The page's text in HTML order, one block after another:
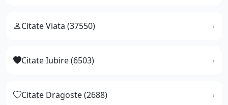
Citate Viata (37550)
Citate Iubire (6503)
Citate Dragoste (2688)